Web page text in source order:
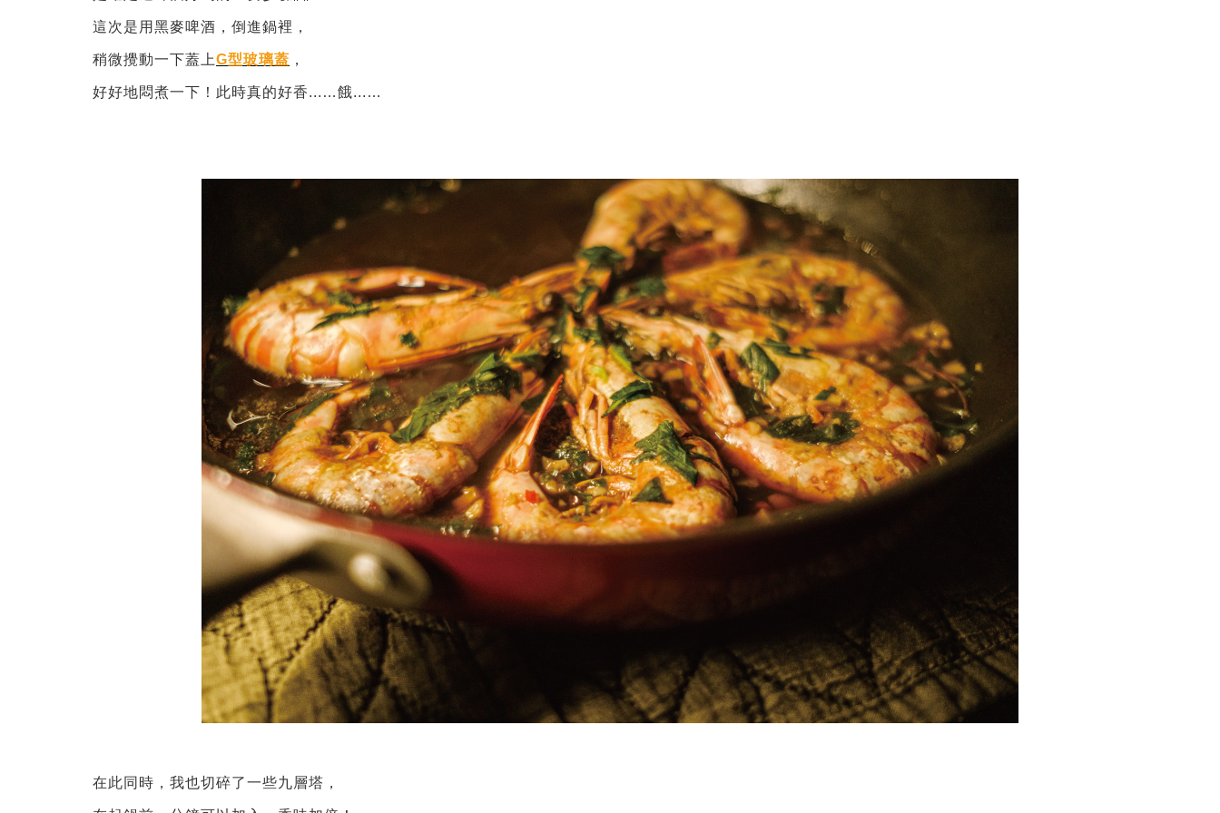
這次是用黑麥啤酒，倒進鍋裡，
稍微攪動一下蓋上G型玻璃蓋 ，
好好地悶煮一下！此時真的好香...…餓...…
在此同時，我也切碎了一些九層塔，